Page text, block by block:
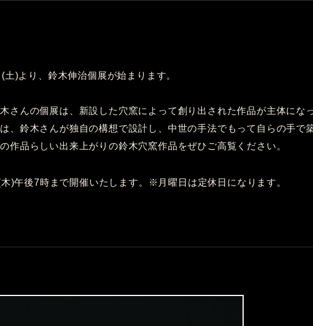
土)より、鈴木伸治個展が始まります。
さんの個展は、新設した穴窯によって創り出された作品が主体にな
、鈴木さんが独自の構想で設計し、中世の手法でもって自らの手で
作品らしい出来上がりの鈴木穴窯作品をぜひご高覧ください。
)午後7時まで開催いたします。※月曜日は定休日になります。